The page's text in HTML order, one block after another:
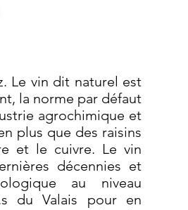
Le vin dit naturel est
la norme par défaut
agrochimique et
plus que des raisins
et le cuivre. Le vin
décennies et
au niveau
du Valais pour en